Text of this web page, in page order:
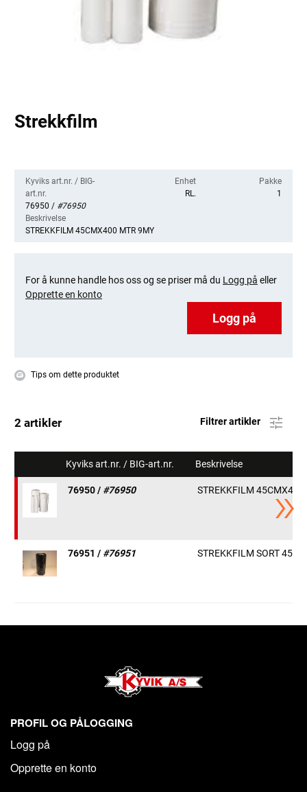
Strekkfilm
Kyviks art.nr. / BIG-
art.nr.
76950 / #76950
Enhet
RL.
Pakke
1
Beskrivelse
STREKKFILM 45CMX400 MTR 9MY
For å kunne handle hos oss og se priser må du Logg på eller
Opprette en konto
Logg på
Tips om dette produktet
2 artikler Filtrer artikler
Kyviks art.nr. / BIG-art.nr. Beskrivelse
76950 / #76950 STREKKFILM 45CMX400
76951 / #76951 STREKKFILM SORT
PROFIL OG PÅLOGGING
Logg på
Opprette en konto